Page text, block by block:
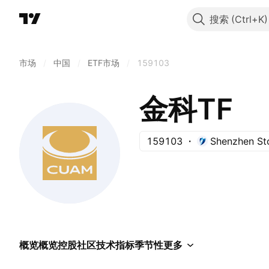
搜索
市场 中国 ETF市场 159103
金科TF
159103 Shenzhen
概览概览控股社区技术指标季节性更多